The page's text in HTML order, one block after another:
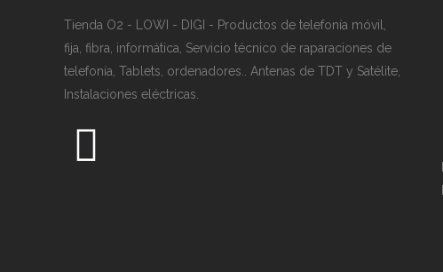
Tienda O2 - LOWI - DIGI - Productos de telefonía móvil,
fija, fibra, informática, Servicio técnico de raparaciones de
telefonía, Tablets, ordenadores.. Antenas de TDT y Satélite,
Instalaciones eléctricas.